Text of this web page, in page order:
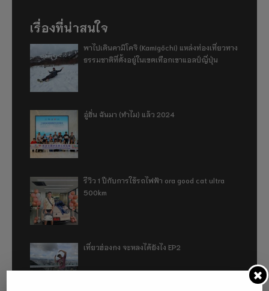
เรื่องที่น่าสนใจ
พาไปเดินคามิโคจิ (Kamigōchi) แหล่งท่องเที่ยวทาง
ธรรมชาติที่ตั้งอยู่ในเขตเทือกเขาแอลป์ญี่ปุ่น
อู่ฮั่น ฉันมา (ทำไม) แล้ว 2024
รีวิว 1 ปีกับการใช้รถไฟฟ้า ora good cat ultra
500km
เที่ยวฮ่องกง จะหลงได้ยังไง EP2